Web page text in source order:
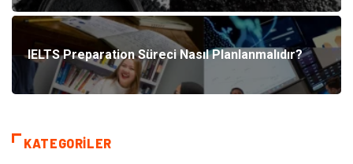
IELTS Preparation Süreci Nasıl Planlanmalıdır?
KATEGORILER